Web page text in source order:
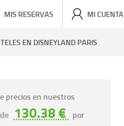
MIS RESERVAS MI CUENTA
EN DISNEYLAND PARIS
precios en nuestros
130.38 €
por